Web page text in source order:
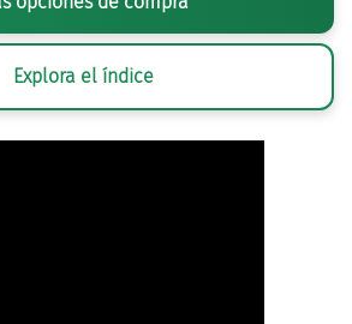
Explora el índice